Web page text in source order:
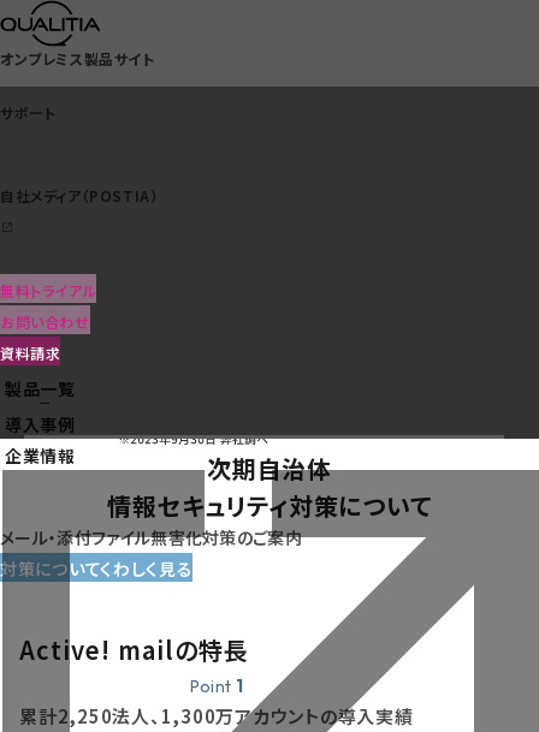
オンプレミス製品サイト
サポート
自社メディア（POSTIA）
無料トライアル
お問い合わせ
資料請求
製品一覧
導入事例
企業情報
自社メディア（POSTIA）
クラウドサービス一覧
タンダード
次期自治体
情報セキュリティ対策について
メール・添付ファイル無害化対策のご案内
対策についてくわしく見る
Active! mailの特長
Point 1
累計2,250法人、1,300万アカウントの導入実績